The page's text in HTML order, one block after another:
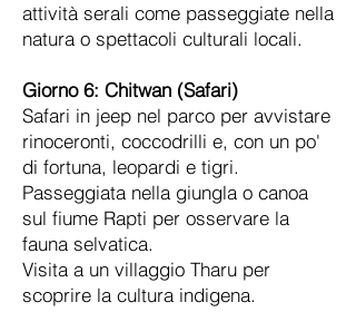
attività serali come passeggiate nella
natura o spettacoli culturali locali.
Giorno 6: Chitwan (Safari)
Safari in jeep nel parco per avvistare
rinoceronti, coccodrilli e, con un po'
di fortuna, leopardi e tigri.
Passeggiata nella giungla o canoa
sul fiume Rapti per osservare la
fauna selvatica.
Visita a un villaggio Tharu per
scoprire la cultura indigena.